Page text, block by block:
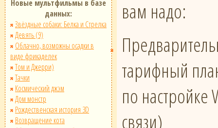
Новые мультфильмы в базе
данных:
Звёздные собаки: Белка и Стрелка
Девять (9)
Облачно, возможны осадки в
виде фрикаделек
Том и Джерри)
Тачки
Космический джэм
Дом монстр
Рождественская история 3D
Возвращение кота
вам надо:
тарифный
по настройке
связи)